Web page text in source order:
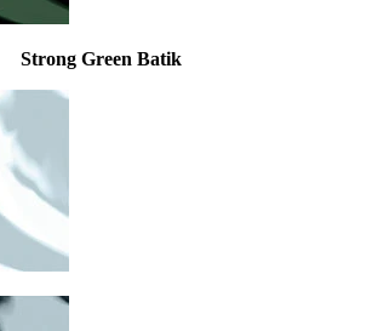
Strong Green Batik